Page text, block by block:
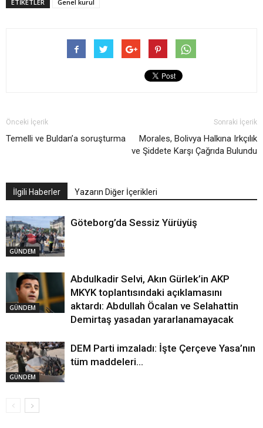
ETIKETLER Genel kurul
Önceki İçerik
Temelli ve Buldan’a soruşturma
Sonraki İçerik
Morales, Bolivya Halkına Irkçılık
ve Şiddete Karşı Çağrıda Bulundu
İlgili Haberler Yazarın Diğer İçerikleri
GÜNDEM
Göteborg’da Sessiz Yürüyüş
GÜNDEM
Abdulkadir Selvi, Akın Gürlek’in AKP
MKYK toplantısındaki açıklamasını
aktardı: Abdullah Öcalan ve Selahattin
Demirtaş yasadan yararlanamayacak
GÜNDEM
DEM Parti imzaladı: İşte Çerçeve Yasa’nın
tüm maddeleri…